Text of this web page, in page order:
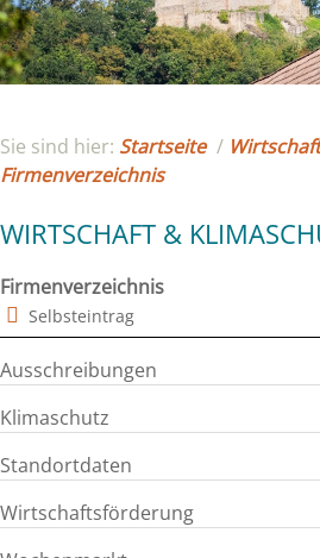
Sie sind hier: Startseite /
Firmenverzeichnis
WIRTSCHAFT &
Firmenverzeichnis
Selbsteintrag
Ausschreibungen
Klimaschutz
Standortdaten
Wirtschaftsförderung